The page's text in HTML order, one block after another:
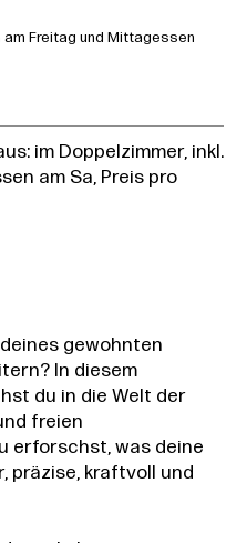
am Freitag und Mittagessen
im Doppelzimmer, inkl.
am Sa, Preis pro
gewohnten
In diesem
du in die Welt der
freien
erforschst, was deine
präzise, kraftvoll und